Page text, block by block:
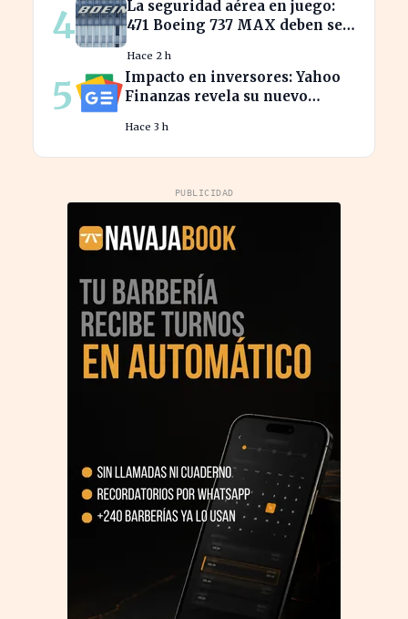
4
La seguridad aérea en juego:
471 Boeing 737 MAX deben ser
Hace 2 h
5
Impacto en inversores: Yahoo
Finanzas revela su nuevo
acciones
Hace 3 h
PUBLICIDAD